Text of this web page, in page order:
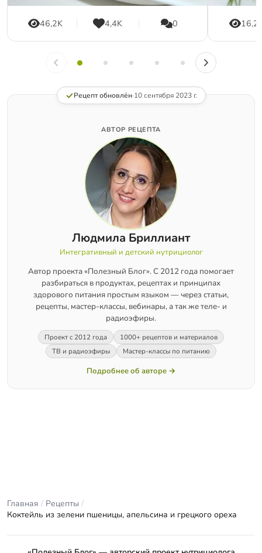
46,2K 4,4K 0
Рецепт обновлён·10 сентября 2023 г.
АВТОР РЕЦЕПТА
Людмила Бриллиант
Интегративный и детский нутрициолог
Автор проекта «Полезный Блог». С 2012 года помогает
разбираться в продуктах, рецептах и принципах
здорового питания простым языком — через статьи,
рецепты, мастер-классы, вебинары, а так же теле- и
радиоэфиры.
Проект с 2012 года
1000+ рецептов и материалов
ТВ и радиоэфиры
Мастер-классы по питанию
Подробнее об авторе →
Главная / Рецепты /
Коктейль из зелени пшеницы, апельсина и грецкого ореха